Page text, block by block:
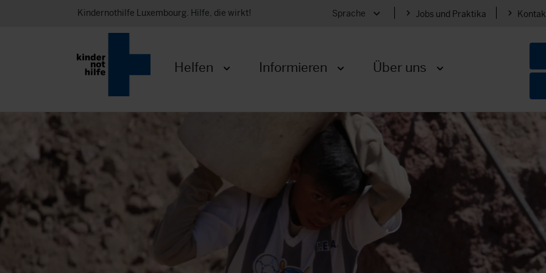
Kindernothilfe Luxembourg. Hilfe, die wirkt! Sprache Menü öffnenJobs und Praktika
Helfen Informieren Über uns